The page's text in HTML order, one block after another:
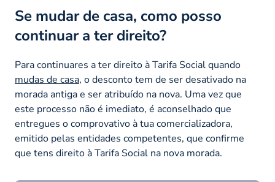
Se mudar de casa, como posso
continuar a ter direito?
Para continuares a ter direito à Tarifa Social quando
mudas de casa, o desconto tem de ser desativado na
morada antiga e ser atribuído na nova. Uma vez que
este processo não é imediato, é aconselhado que
entregues o comprovativo à tua comercializadora,
emitido pelas entidades competentes, que confirme
que tens direito à Tarifa Social na nova morada.